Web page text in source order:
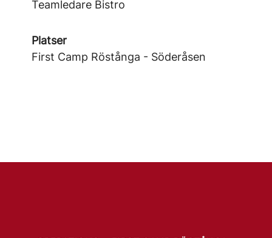
Teamledare Bistro
Platser
First Camp Röstånga - Söderåsen